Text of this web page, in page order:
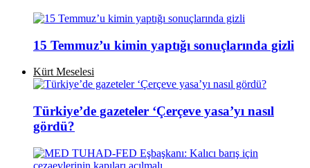
15 Temmuz’u kimin yaptığı sonuçlarında gizli
Kürt Meselesi
Türkiye’de gazeteler ‘Çerçeve yasa’yı nasıl
gördü?